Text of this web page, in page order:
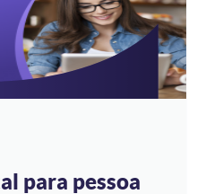
para pessoa